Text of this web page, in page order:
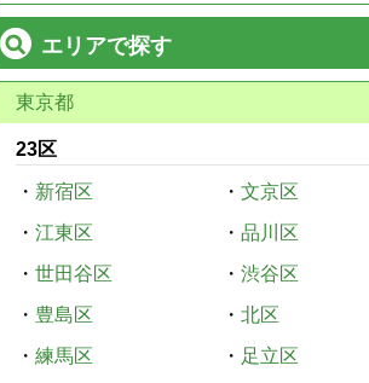
エリアで探す
東京都
23区
・ 新宿区 ・ 文京区
・ 江東区 ・ 品川区
・ 世田谷区 ・ 渋谷区
・ 豊島区 ・ 北区
・ 練馬区 ・ 足立区